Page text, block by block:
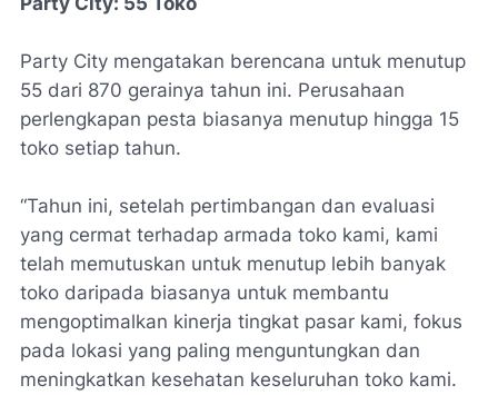
Party City mengatakan berencana untuk menutup
55 dari 870 gerainya tahun ini. Perusahaan
perlengkapan pesta biasanya menutup hingga 15
toko setiap tahun.
“Tahun ini, setelah pertimbangan dan evaluasi
yang cermat terhadap armada toko kami, kami
telah memutuskan untuk menutup lebih banyak
toko daripada biasanya untuk membantu
mengoptimalkan kinerja tingkat pasar kami, fokus
pada lokasi yang paling menguntungkan dan
meningkatkan kesehatan keseluruhan toko kami.